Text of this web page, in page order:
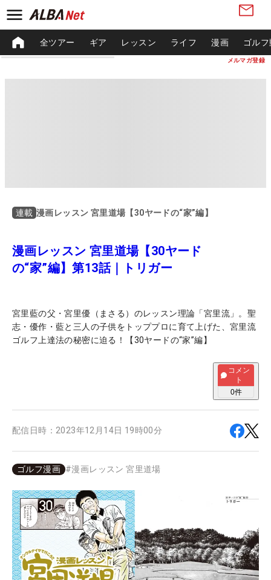
メルマガ登録
全ツアー ギア レッスン ライフ 漫画 ゴル
連載 漫画レッスン 宮里道場【30ヤードの“家”編】
漫画レッスン 宮里道場【30ヤード
の“家”編】第13話｜トリガー
宮里藍の父・宮里優（まさる）のレッスン理論「宮里流」。聖
志・優作・藍と三人の子供をトッププロに育て上げた、宮里流
ゴルフ上達法の秘密に迫る！【30ヤードの“家”編】
コメン
ト
0件
配信日時： 2023年12月14日 19時00分
ゴルフ漫画 #漫画レッスン 宮里道場